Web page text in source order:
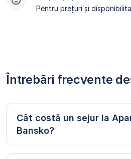
Pentru prețuri și
Întrebări frecvente
Cât costă un sejur la
Bansko?